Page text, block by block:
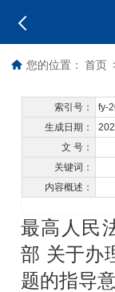
您的位置： 首页
索引号： fy-
生成日期：
文 号：
关键词：
内容概述：
最高人民
部 关于办
题的指导